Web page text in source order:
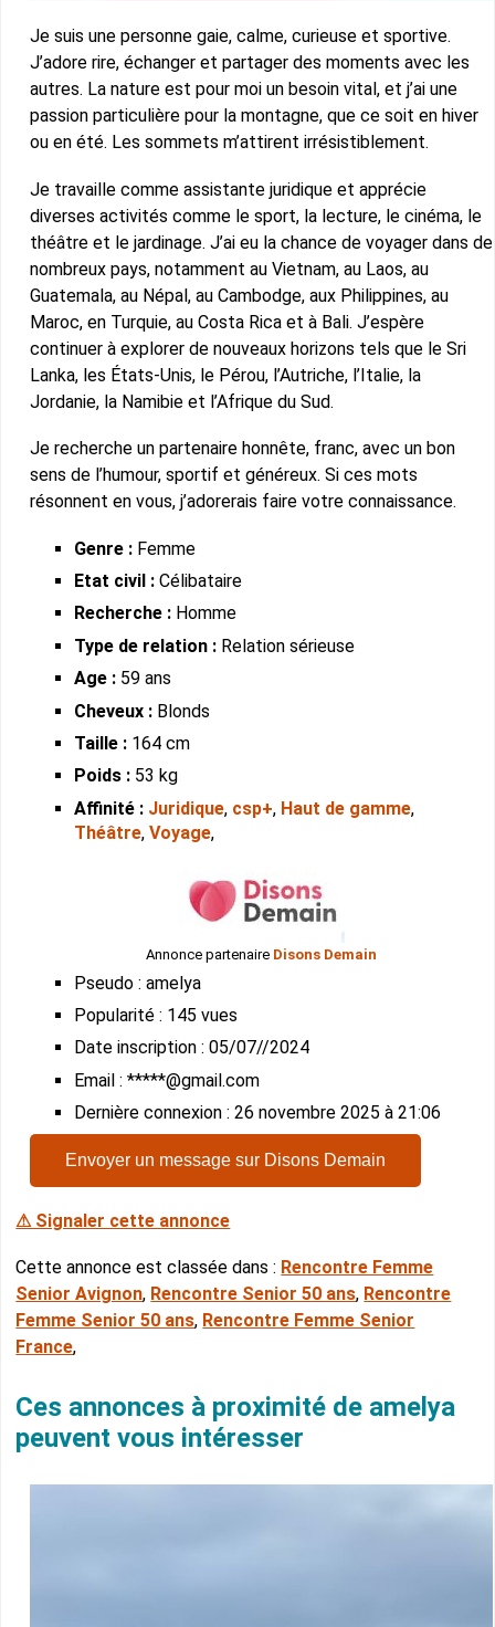
Je suis une personne gaie, calme, curieuse et sportive.
J’adore rire, échanger et partager des moments avec les
autres. La nature est pour moi un besoin vital, et j’ai une
passion particulière pour la montagne, que ce soit en hiver
ou en été. Les sommets m’attirent irrésistiblement.
Je travaille comme assistante juridique et apprécie
diverses activités comme le sport, la lecture, le cinéma, le
théâtre et le jardinage. J’ai eu la chance de voyager dans de
nombreux pays, notamment au Vietnam, au Laos, au
Guatemala, au Népal, au Cambodge, aux Philippines, au
Maroc, en Turquie, au Costa Rica et à Bali. J’espère
continuer à explorer de nouveaux horizons tels que le Sri
Lanka, les États-Unis, le Pérou, l’Autriche, l’Italie, la
Jordanie, la Namibie et l’Afrique du Sud.
Je recherche un partenaire honnête, franc, avec un bon
sens de l’humour, sportif et généreux. Si ces mots
résonnent en vous, j’adorerais faire votre connaissance.
Genre : Femme
Etat civil : Célibataire
Recherche : Homme
Type de relation : Relation sérieuse
Age : 59 ans
Cheveux : Blonds
Taille : 164 cm
Poids : 53 kg
Affinité : Juridique, csp+, Haut de gamme,
Théâtre,Voyage,
Annonce partenaire Disons Demain
Pseudo : amelya
Popularité : 145 vues
Date inscription : 05/07//2024
Email : *****@gmail.com
Dernière connexion : 26 novembre 2025 à 21:06
Envoyer un message sur Disons Demain
⚠ Signaler cette annonce
Cette annonce est classée dans : Rencontre Femme
Senior Avignon, Rencontre Senior 50 ans, Rencontre
Femme Senior 50 ans, Rencontre Femme Senior
France,
Ces annonces à proximité de amelya
peuvent vous intéresser